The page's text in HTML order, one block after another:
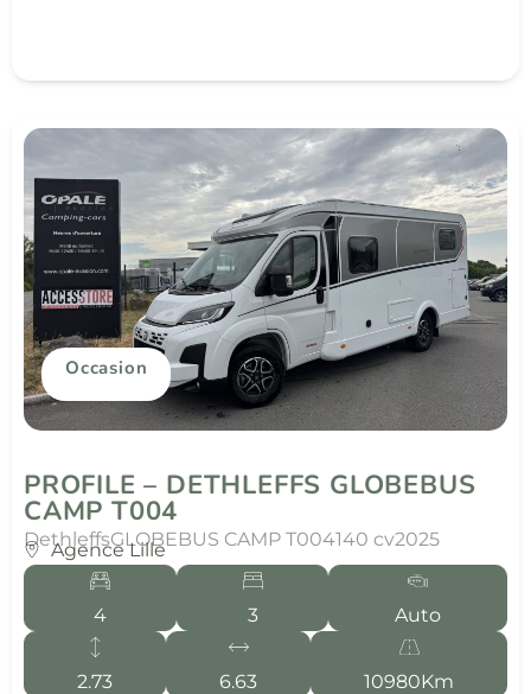
Occasion
PROFILE – DETHLEFFS GLOBEBUS
CAMP T004
DethleffsGLOBEBUS CAMP T004140 cv2025
Agence Lille
4 3 Auto
2.73 6.63 10980Km